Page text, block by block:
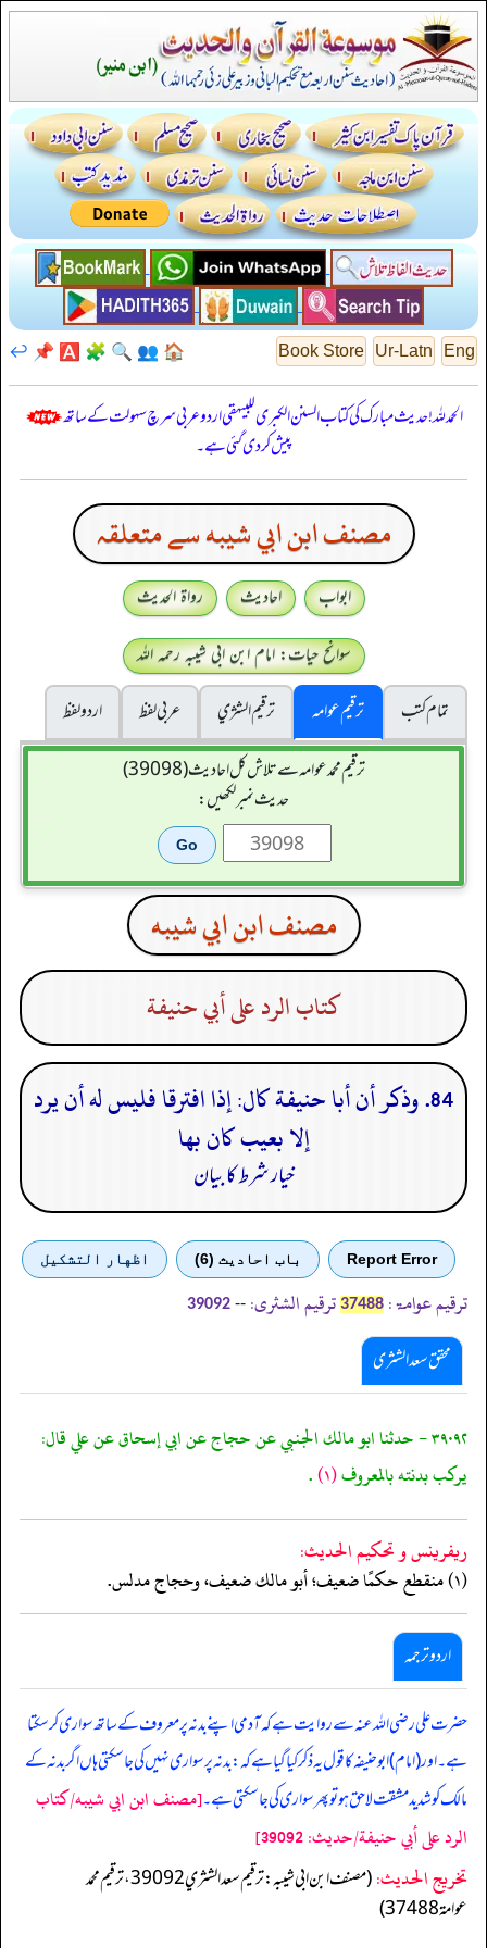
Eng
Ur-Latn
Book Store
🏠
👥
🔍
🧩
🅰️
📌
↩️
الحمدللہ! حدیث مبارک کی کتاب السنن الكبرى للبيهقي اردو عربی سرچ سہولت کے ساتھ
پیش کر دی گئی ہے۔
مصنف ابن ابي شيبه سے متعلقہ
ابواب احادیث
رواۃ الحدیث
سوانح حیات: امام ابن ابی شیبہ رحمہ اللہ
تمام کتب
ترقیم عوامہ ترقيم الشژي عربی لفظ
اردو لفظ
ترقیم محمدعوامہ سے تلاش کل احادیث (39098)
حدیث نمبر لکھیں:
مصنف ابن ابي شيبه
كتاب الرد على أبي حنيفة
84. وذكر أن أبا حنيفة كال: إذا افترقا فليس له أن يرد
إلا بعيب كان بها
خیار شرط کا بیان
Report Error باب احادیث (6) اظهار التشكيل
ترقیم عوامۃ: 37488 ترقیم الشثری: --
39092
محقق سعد الشثری
٣٩٠٩٢ - حدثنا ابو مالك الجنبي عن حجاج عن ابي إسحاق عن علي قال:
يركب بدنته بالمعروف(١) .
ريفرينس و تحكيم الحدیث:
(١) منقطع حكمًا ضعيف؛ أبو مالك ضعيف، وحجاج مدلس.
اردو ترجمہ
حضرت علی رضی اللہ عنہ سے روایت ہے کہ آدمی اپنے بدنہ پر معروف کے ساتھ سواری کرسکتا
ہے۔ اور (امام) ابوحنیفہ کا قول یہ ذکر کیا گیا ہے کہ: بدنہ پر سواری نہیں کی جاسکتی ہاں اگر بدنہ کے
مالک کو شدید مشقت لاحق ہو تو پھر سواری کی جاسکتی ہے۔[مصنف ابن ابي شيبه/كتاب
الرد على أبي حنيفة/حدیث: 39092]
تخریج الحدیث:
(مصنف ابن ابي شيبه: ترقيم سعد الشثري 39092، ترقيم محمد
عوامة 37488)